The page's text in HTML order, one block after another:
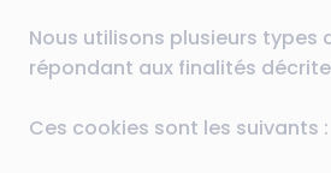
Nous utilisons plusieurs types
répondant aux finalités
Ces cookies sont les suivants :